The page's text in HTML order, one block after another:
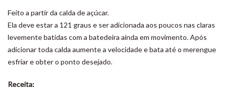
Feito a partir da calda de açúcar.
Ela deve estar a 121 graus e ser adicionada aos poucos nas claras
levemente batidas com a batedeira ainda em movimento. Após
adicionar toda calda aumente a velocidade e bata até o merengue
esfriar e obter o ponto desejado.
Receita: